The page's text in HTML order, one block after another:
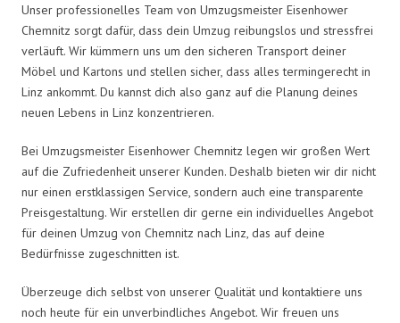
Unser professionelles Team von Umzugsmeister Eisenhower
Chemnitz sorgt dafür, dass dein Umzug reibungslos und stressfrei
verläuft. Wir kümmern uns um den sicheren Transport deiner
Möbel und Kartons und stellen sicher, dass alles termingerecht in
Linz ankommt. Du kannst dich also ganz auf die Planung deines
neuen Lebens in Linz konzentrieren.
Bei Umzugsmeister Eisenhower Chemnitz legen wir großen Wert
auf die Zufriedenheit unserer Kunden. Deshalb bieten wir dir nicht
nur einen erstklassigen Service, sondern auch eine transparente
Preisgestaltung. Wir erstellen dir gerne ein individuelles Angebot
für deinen Umzug von Chemnitz nach Linz, das auf deine
Bedürfnisse zugeschnitten ist.
Überzeuge dich selbst von unserer Qualität und kontaktiere uns
noch heute für ein unverbindliches Angebot. Wir freuen uns